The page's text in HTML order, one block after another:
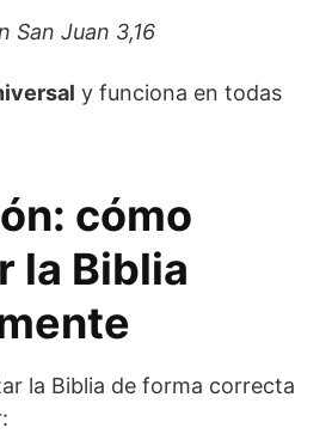
San Juan 3,16
y funciona en todas
cómo
la Biblia
la Biblia de forma correcta